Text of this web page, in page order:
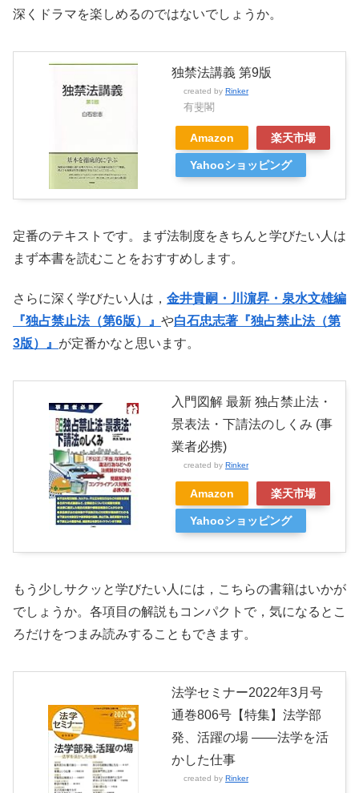
深くドラマを楽しめるのではないでしょうか。
独禁法講義 第9版
created by Rinker
有斐閣
Amazon 楽天市場
Yahooショッピング
定番のテキストです。まず法制度をきちんと学びたい人は
まず本書を読むことをおすすめします。
さらに深く学びたい人は， 金井貴嗣・川濵昇・泉水文雄編
『独占禁止法（第6版）』 や白石忠志著『独占禁止法（第
3版）』 が定番かなと思います。
入門図解 最新 独占禁止法・
景表法・下請法のしくみ (事
業者必携)
created by Rinker
Amazon 楽天市場
Yahooショッピング
もう少しサクッと学びたい人には，こちらの書籍はいかが
でしょうか。各項目の解説もコンパクトで，気になるとこ
ろだけをつまみ読みすることもできます。
法学セミナー2022年3月号
通巻806号【特集】法学部
発、活躍の場 ――法学を活
かした仕事
created by Rinker